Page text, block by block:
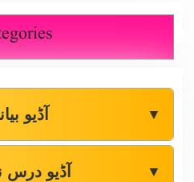
آڈیو ▼
آڈیو درس ▼